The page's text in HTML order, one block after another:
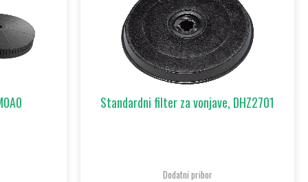
Standardni filter za vonjave, DHZ2701
Dodatni pribor